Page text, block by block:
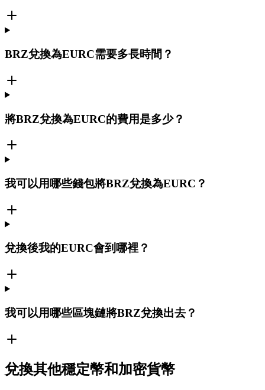
BRZ兌換為EURC需要多長時間？
將BRZ兌換為EURC的費用是多少？
我可以用哪些錢包將BRZ兌換為EURC？
兌換後我的EURC會到哪裡？
我可以用哪些區塊鏈將BRZ兌換出去？
兌換其他穩定幣和加密貨幣